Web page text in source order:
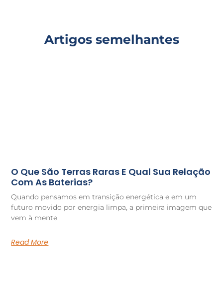
Artigos semelhantes
O Que São Terras Raras E Qual Sua Relação
Com As Baterias?
Quando pensamos em transição energética e em um
futuro movido por energia limpa, a primeira imagem que
vem à mente
Read More